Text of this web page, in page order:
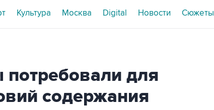
Культура Москва Digital Новости Сюжеты
потребовали для
содержания